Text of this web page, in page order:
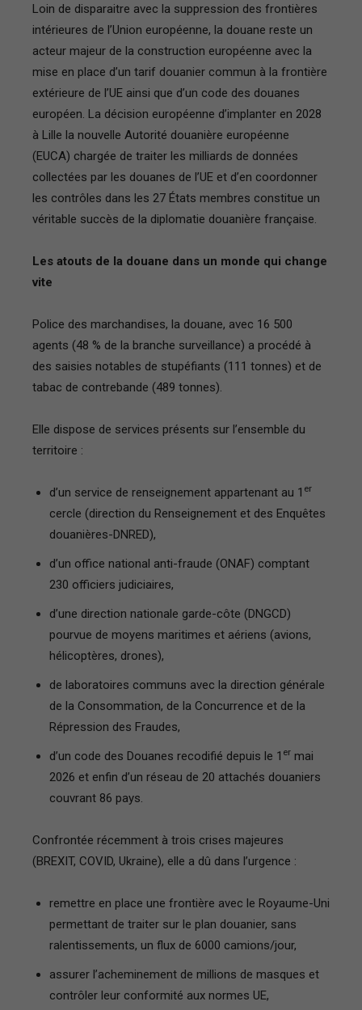
Loin de disparaitre avec la suppression des frontières
intérieures de l’Union européenne, la douane reste un
acteur majeur de la construction européenne avec la
mise en place d’un tarif douanier commun à la frontière
extérieure de l’UE ainsi que d’un code des douanes
européen. La décision européenne d’implanter en 2028
à Lille la nouvelle Autorité douanière européenne
(EUCA) chargée de traiter les milliards de données
collectées par les douanes de l’UE et d’en coordonner
les contrôles dans les 27 États membres constitue un
véritable succès de la diplomatie douanière française.
Les atouts de la douane dans un monde qui change
vite
Police des marchandises, la douane, avec 16 500
agents (48 % de la branche surveillance) a procédé à
des saisies notables de stupéfiants (111 tonnes) et de
tabac de contrebande (489 tonnes).
Elle dispose de services présents sur l’ensemble du
territoire :
d’un service de renseignement appartenant au 1 er
cercle (direction du Renseignement et des Enquêtes
douanières-DNRED),
d’un office national anti-fraude (ONAF) comptant
230 officiers judiciaires,
d’une direction nationale garde-côte (DNGCD)
pourvue de moyens maritimes et aériens (avions,
hélicoptères, drones),
de laboratoires communs avec la direction générale
de la Consommation, de la Concurrence et de la
Répression des Fraudes,
d’un code des Douanes recodifié depuis le 1 er mai
2026 et enfin d’un réseau de 20 attachés douaniers
couvrant 86 pays.
Confrontée récemment à trois crises majeures
(BREXIT, COVID, Ukraine), elle a dû dans l’urgence :
remettre en place une frontière avec le Royaume-Uni
permettant de traiter sur le plan douanier, sans
ralentissements, un flux de 6000 camions/jour,
assurer l’acheminement de millions de masques et
contrôler leur conformité aux normes UE,